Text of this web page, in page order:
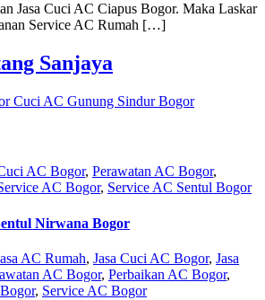
Jasa Cuci AC Ciapus Bogor. Maka Laskar
Service AC Rumah […]
Sanjaya
Cuci AC Gunung Sindur Bogor
AC Bogor, Perawatan AC Bogor,
AC Bogor, Service AC Sentul Bogor
Nirwana Bogor
AC Rumah, Jasa Cuci AC Bogor, Jasa
AC Bogor, Perbaikan AC Bogor,
, Service AC Bogor